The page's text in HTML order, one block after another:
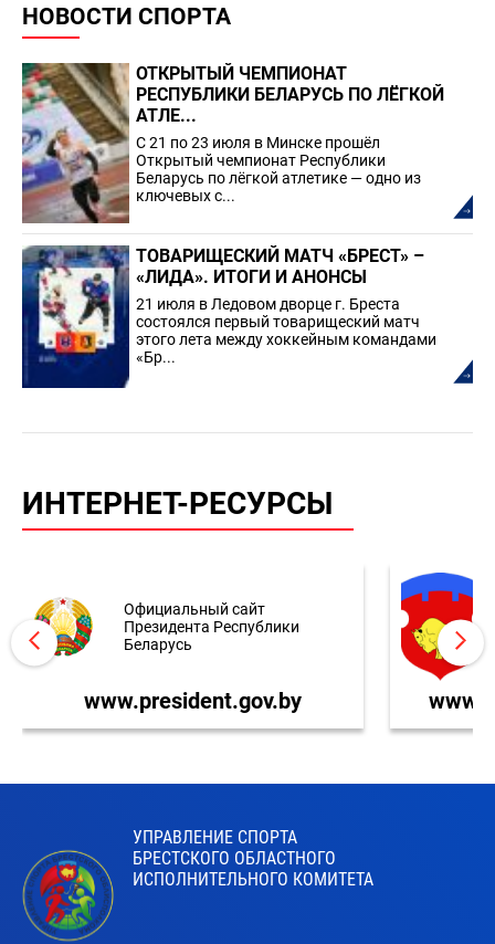
НОВОСТИ СПОРТА
ОТКРЫТЫЙ ЧЕМПИОНАТ
РЕСПУБЛИКИ БЕЛАРУСЬ ПО ЛЁГКОЙ
АТЛЕ...
С 21 по 23 июля в Минске прошёл
Открытый чемпионат Республики
Беларусь по лёгкой атлетике — одно из
ключевых с...
ТОВАРИЩЕСКИЙ МАТЧ «БРЕСТ» –
«ЛИДА». ИТОГИ И АНОНСЫ
21 июля в Ледовом дворце г. Бреста
состоялся первый товарищеский матч
этого лета между хоккейным командами
«Бр...
ИНТЕРНЕТ-РЕСУРСЫ
Официальный сайт
Президента Республики
Беларусь
www.president.gov.by
УПРАВЛЕНИЕ СПОРТА
БРЕСТСКОГО ОБЛАСТНОГО
ИСПОЛНИТЕЛЬНОГО КОМИТЕТА